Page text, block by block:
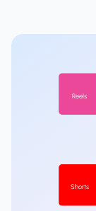
Reels
Shorts